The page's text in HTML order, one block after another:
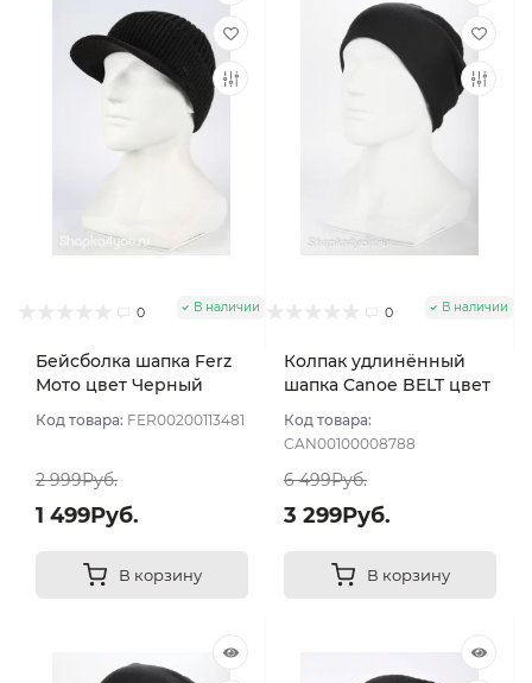
0 В наличии
Бейсболка шапка Ferz
Мото цвет Черный
Код товара: FER00200113481
2 999Руб.
1 499Руб.
В корзину
0 В наличии
Колпак удлинённый
шапка Canoe BELT цвет
Код товара:
CAN00100008788
6 499Руб.
3 299Руб.
В корзину